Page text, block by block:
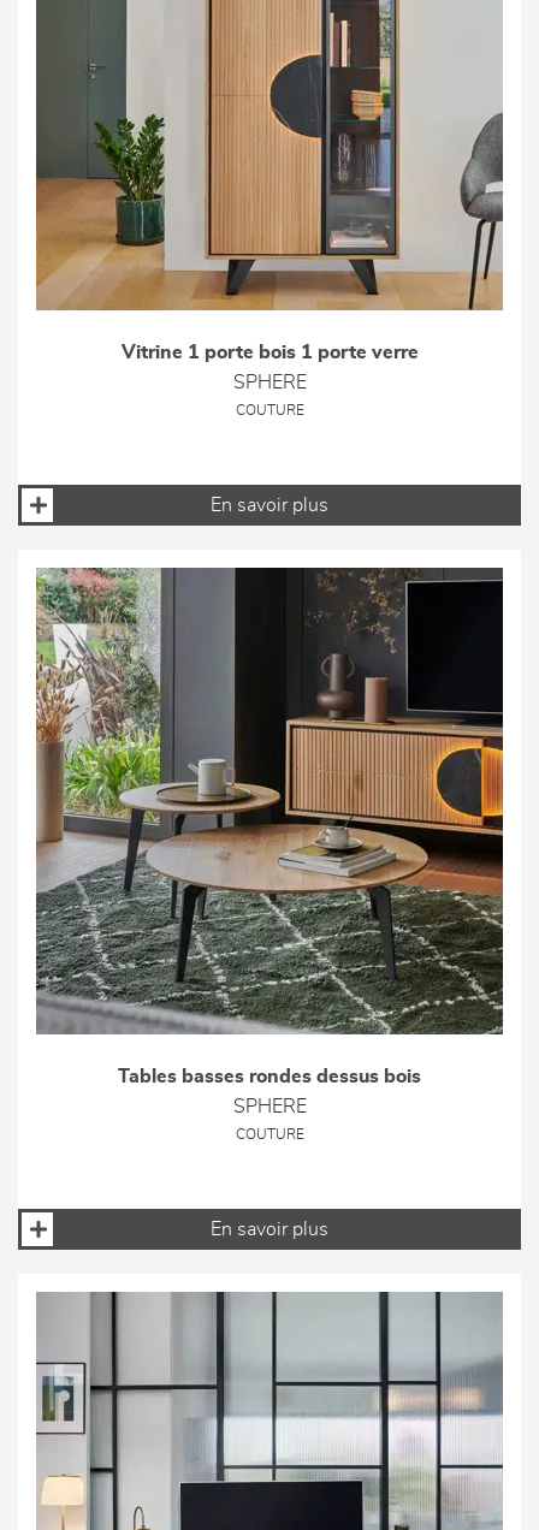
Vitrine 1 porte bois 1 porte verre
SPHERE
COUTURE
En savoir plus
Tables basses rondes dessus bois
SPHERE
COUTURE
En savoir plus